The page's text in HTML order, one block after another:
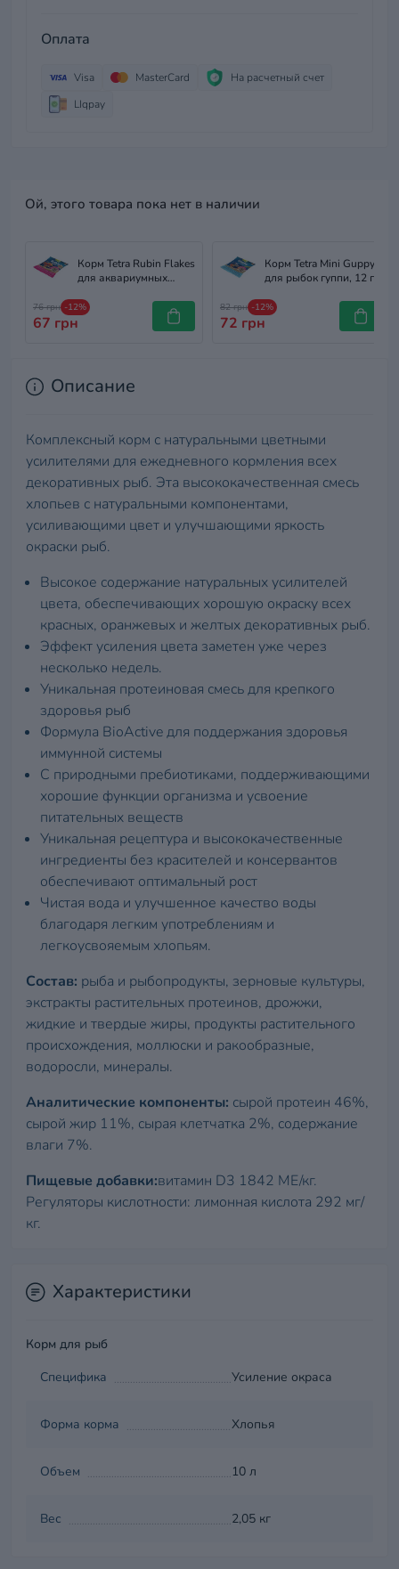
Оплата
Visa MasterCard
На расчетный счет
LIqpay
Ой, этого товара пока нет в наличии
Корм Tetra Rubin Flakes
для аквариумных
г (хлопья)
76 грн -12%
67 грн
Корм Tetra Mini Guppy
для рыбок гуппи, 12 г
82 грн -12%
72 грн
Описание
Комплексный корм с натуральными цветными
усилителями для ежедневного кормления всех
декоративных рыб. Эта высококачественная смесь
хлопьев с натуральными компонентами,
усиливающими цвет и улучшающими яркость
окраски рыб.
Высокое содержание натуральных усилителей
цвета, обеспечивающих хорошую окраску всех
красных, оранжевых и желтых декоративных рыб.
Эффект усиления цвета заметен уже через
несколько недель.
Уникальная протеиновая смесь для крепкого
здоровья рыб
Формула BioActive для поддержания здоровья
иммунной системы
С природными пребиотиками, поддерживающими
хорошие функции организма и усвоение
питательных веществ
Уникальная рецептура и высококачественные
ингредиенты без красителей и консервантов
обеспечивают оптимальный рост
Чистая вода и улучшенное качество воды
благодаря легким употреблениям и
легкоусвояемым хлопьям.
Состав: рыба и рыбопродукты, зерновые культуры,
экстракты растительных протеинов, дрожжи,
жидкие и твердые жиры, продукты растительного
происхождения, моллюски и ракообразные,
водоросли, минералы.
Аналитические компоненты: сырой протеин 46%,
сырой жир 11%, сырая клетчатка 2%, содержание
влаги 7%.
Пищевые добавки:витамин D3 1842 МЕ/кг.
Регуляторы кислотности: лимонная кислота 292 мг/
кг.
Характеристики
Корм для рыб
Специфика
Усиление окраса
Форма корма Хлопья
Объем 10 л
Вес 2,05 кг